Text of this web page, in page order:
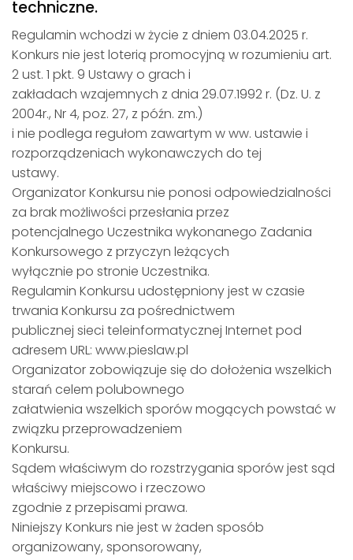
techniczne.
Regulamin wchodzi w życie z dniem 03.04.2025 r.
Konkurs nie jest loterią promocyjną w rozumieniu art.
2 ust. 1 pkt. 9 Ustawy o grach i
zakładach wzajemnych z dnia 29.07.1992 r. (Dz. U. z
2004r., Nr 4, poz. 27, z późn. zm.)
i nie podlega regułom zawartym w ww. ustawie i
rozporządzeniach wykonawczych do tej
ustawy.
Organizator Konkursu nie ponosi odpowiedzialności
za brak możliwości przesłania przez
potencjalnego Uczestnika wykonanego Zadania
Konkursowego z przyczyn leżących
wyłącznie po stronie Uczestnika.
Regulamin Konkursu udostępniony jest w czasie
trwania Konkursu za pośrednictwem
publicznej sieci teleinformatycznej Internet pod
adresem URL: www.pieslaw.pl
Organizator zobowiązuje się do dołożenia wszelkich
starań celem polubownego
załatwienia wszelkich sporów mogących powstać w
związku przeprowadzeniem
Konkursu.
Sądem właściwym do rozstrzygania sporów jest sąd
właściwy miejscowo i rzeczowo
zgodnie z przepisami prawa.
Niniejszy Konkurs nie jest w żaden sposób
organizowany, sponsorowany,